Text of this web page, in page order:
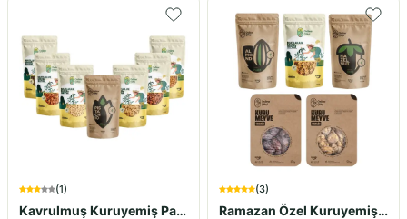
(1)
Kavrulmuş Kuruyemiş Paketi NET 2.2Kg
(3)
Ramazan Özel Kuruyemiş Seti Net 1.8 KG